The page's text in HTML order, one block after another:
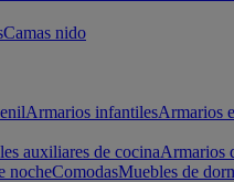
Camas nido
Armarios infantilesArmarios
auxiliares de cocinaArmarios
nocheComodasMuebles de